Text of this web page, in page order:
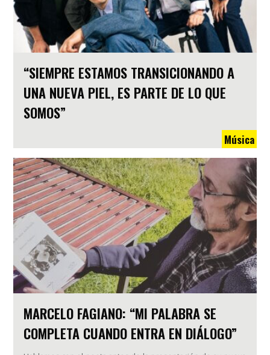
“SIEMPRE ESTAMOS TRANSICIONANDO A
UNA NUEVA PIEL, ES PARTE DE LO QUE
SOMOS”
Música
MARCELO FAGIANO: “MI PALABRA SE
COMPLETA CUANDO ENTRA EN DIÁLOGO”